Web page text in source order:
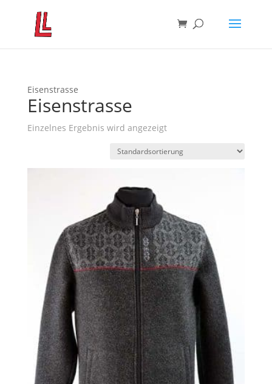
Eisenstrasse
Eisenstrasse
Einzelnes Ergebnis wird angezeigt